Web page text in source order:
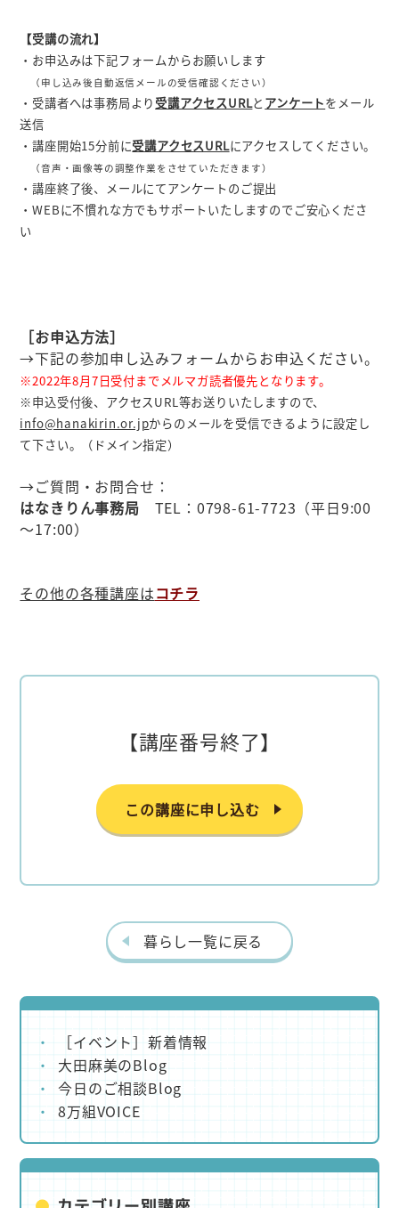
【受講の流れ】
・お申込みは下記フォームからお願いします
（申し込み後自動返信メールの受信確認ください）
・受講者へは事務局より 受講アクセスURLと アンケートをメール
送信
・講座開始15分前に受講アクセスURLにアクセスしてください。
（音声・画像等の調整作業をさせていただきます）
・講座終了後、メールにてアンケートのご提出
・WEBに不慣れな方でもサポートいたしますのでご安心くださ
い
［お申込方法］
→下記の参加申し込みフォームからお申込ください。
※2022年8月7日受付までメルマガ読者優先となります。
※申込受付後、アクセスURL等お送りいたしますので、
info@hanakirin.or.jpからのメールを受信できるように設定し
て下さい。（ドメイン指定）
→ご質問・お問合せ：
はなきりん事務局 TEL：0798-61-7723（平日9:00
～17:00）
その他の各種講座はコチラ
【講座番号終了】
この講座に申し込む
暮らし一覧に戻る
［イベント］新着情報
大田麻美のBlog
今日のご相談Blog
8万組VOICE